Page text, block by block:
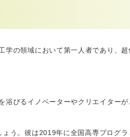
学の領域において第一人者であり、
浴びるイノベーターやクリエイターが
う。彼は2019年に全国高専プログラ